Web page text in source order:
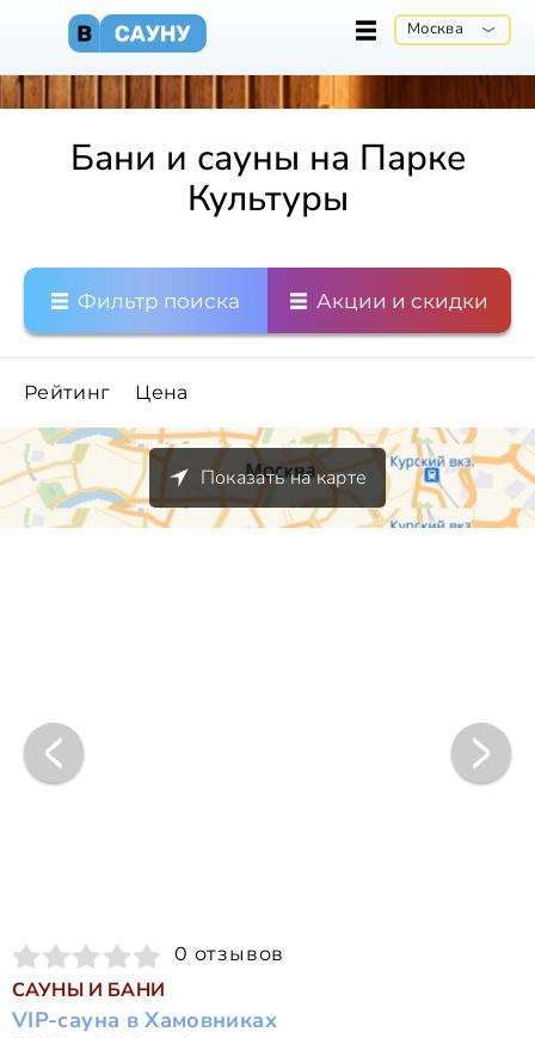
Москва
Бани и сауны на Парке
Культуры
Фильтр поиска Акции и скидки
Рейтинг Цена
Показать на карте
0 отзывов
САУНЫ И БАНИ
VIP-сауна в Хамовниках